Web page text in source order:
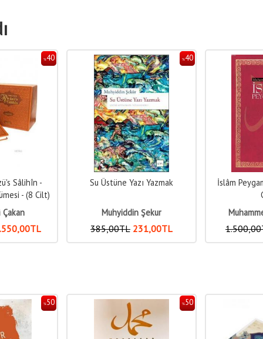
%40
Yazmak
,00TL
%45
İslâm Peygamberi (Büyük Boy,
Muhammed Hamidullah
1.500,00TL 825,00TL
Öfke ile
330,00
%50 %50